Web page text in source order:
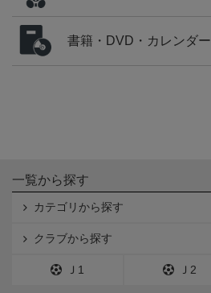
書籍・DVD・カレンダー
一覧から探す
カテゴリから探す
クラブから探す
Ｊ1 Ｊ2